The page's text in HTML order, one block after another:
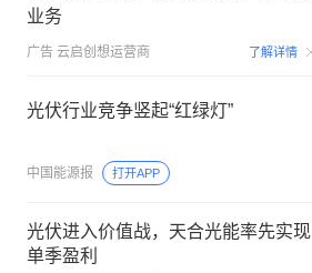
业务
广告 云启创想运营商 了解详情
光伏行业竞争竖起“红绿灯”
中国能源报 打开APP
光伏进入价值战，天合光能率先实现
单季盈利